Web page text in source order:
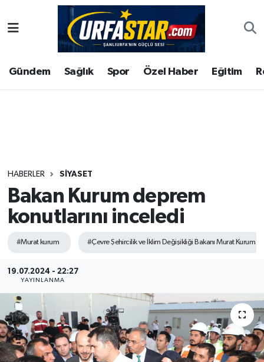
Gündem Sağlık Spor Özel Haber Eğitim
HABERLER SIYASET
Bakan Kurum deprem
konutlarını inceledi
#Murat kurum #Çevre Şehircilik ve İklim Değişikliği Bakanı Murat Kurum
19.07.2024 - 22:27
YAYINLANMA
ASAYİS
ÇEVRE
Gündem
Kültür
Şanlıurfa Nöbetçi Eczaneler
Şanlıurfa Hava Durumu
Tüm Manşetler
Son Dakika Haberleri